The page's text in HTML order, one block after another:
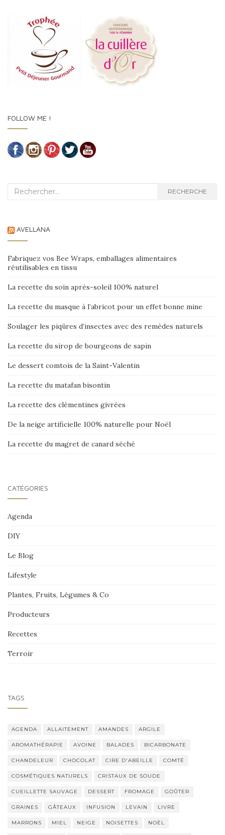
FOLLOW ME !
Recherche : RECHERCHE
AVELLANA
Fabriquez vos Bee Wraps, emballages alimentaires
réutilisables en tissu
La recette du soin après-soleil 100% naturel
La recette du masque à l’abricot pour un effet bonne mine
Soulager les piqûres d’insectes avec des remèdes naturels
La recette du sirop de bourgeons de sapin
Le dessert comtois de la Saint-Valentin
La recette du matafan bisontin
La recette des clémentines givrées
De la neige artificielle 100% naturelle pour Noël
La recette du magret de canard séché
CATÉGORIES
Agenda
DIY
Le Blog
Lifestyle
Plantes, Fruits, Légumes & Co
Producteurs
Recettes
Terroir
TAGS
AGENDA ALLAITEMENT AMANDES ARGILE
AROMATHÉRAPIE AVOINE BALADES BICARBONATE
CHANDELEUR CHOCOLAT CIRE D'ABEILLE COMTÉ
COSMÉTIQUES NATURELS CRISTAUX DE SOUDE
CUEILLETTE SAUVAGE DESSERT FROMAGE GOÛTER
GRAINES GÂTEAUX INFUSION LEVAIN LIVRE
MARRONS MIEL NEIGE NOISETTES NOËL